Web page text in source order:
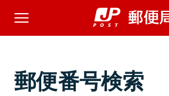
郵便番号検索